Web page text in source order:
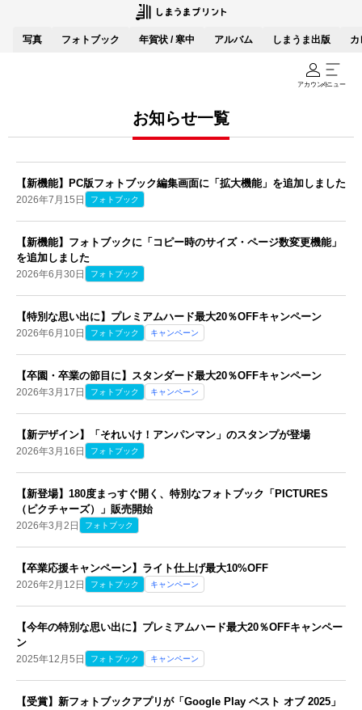
写真 フォトブック 年賀状 / 寒中 アルバム しまうま出版 カ
アカウントメニュー
お知らせ一覧
【新機能】PC版フォトブック編集画面に「拡大機能」を追加しました
2026年7月15日 フォトブック
【新機能】フォトブックに「コピー時のサイズ・ページ数変更機能」
を追加しました
2026年6月30日 フォトブック
【特別な思い出に】プレミアムハード最大20％OFFキャンペーン
2026年6月10日 フォトブック キャンペーン
【卒園・卒業の節目に】スタンダード最大20％OFFキャンペーン
2026年3月17日 フォトブック キャンペーン
【新デザイン】「それいけ！アンパンマン」のスタンプが登場
2026年3月16日 フォトブック
【新登場】180度まっすぐ開く、特別なフォトブック「PICTURES
（ピクチャーズ）」販売開始
2026年3月2日 フォトブック
【卒業応援キャンペーン】ライト仕上げ最大10%OFF
2026年2月12日 フォトブック キャンペーン
【今年の特別な思い出に】プレミアムハード最大20％OFFキャンペー
ン
2025年12月5日 フォトブック キャンペーン
【受賞】新フォトブックアプリが「Google Play ベスト オブ 2025」